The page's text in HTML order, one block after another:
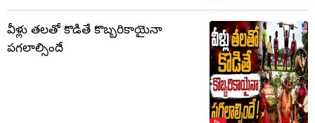
వీళ్లు తలతో కొడితే కొబ్బరికాయైనా
పగలాల్సిందే